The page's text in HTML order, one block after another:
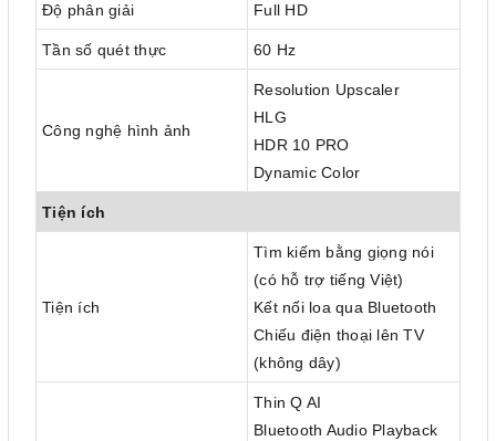
Độ phân giải Full HD
Tần số quét thực 60 Hz
Công nghệ hình ảnh
Resolution Upscaler
HLG
HDR 10 PRO
Dynamic Color
Tiện ích
Tiện ích
Tìm kiếm bằng giọng nói
(có hỗ trợ tiếng Việt)
Kết nối loa qua Bluetooth
Chiếu điện thoại lên TV
(không dây)
Thin Q AI
Bluetooth Audio Playback